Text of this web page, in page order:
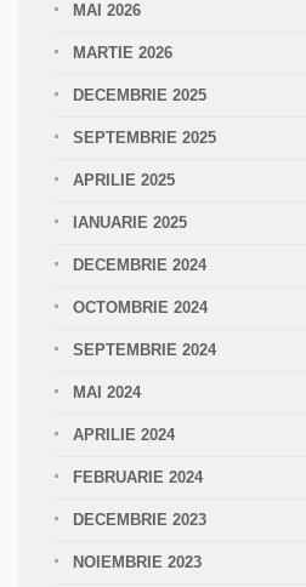
MAI 2026
MARTIE 2026
DECEMBRIE 2025
SEPTEMBRIE 2025
APRILIE 2025
IANUARIE 2025
DECEMBRIE 2024
OCTOMBRIE 2024
SEPTEMBRIE 2024
MAI 2024
APRILIE 2024
FEBRUARIE 2024
DECEMBRIE 2023
NOIEMBRIE 2023